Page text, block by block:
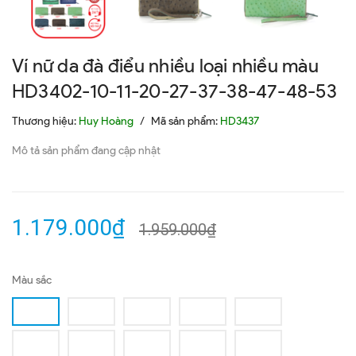
Ví nữ da đà điểu nhiều loại nhiều màu
HD3402-10-11-20-27-37-38-47-48-53
Thương hiệu: Huy Hoàng / Mã sản phẩm: HD3437
Mô tả sản phẩm đang cập nhật
1.179.000₫ 1.959.000₫
Màu sắc